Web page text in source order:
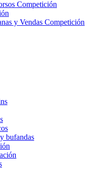
Competición
y Vendas Competición
bufandas